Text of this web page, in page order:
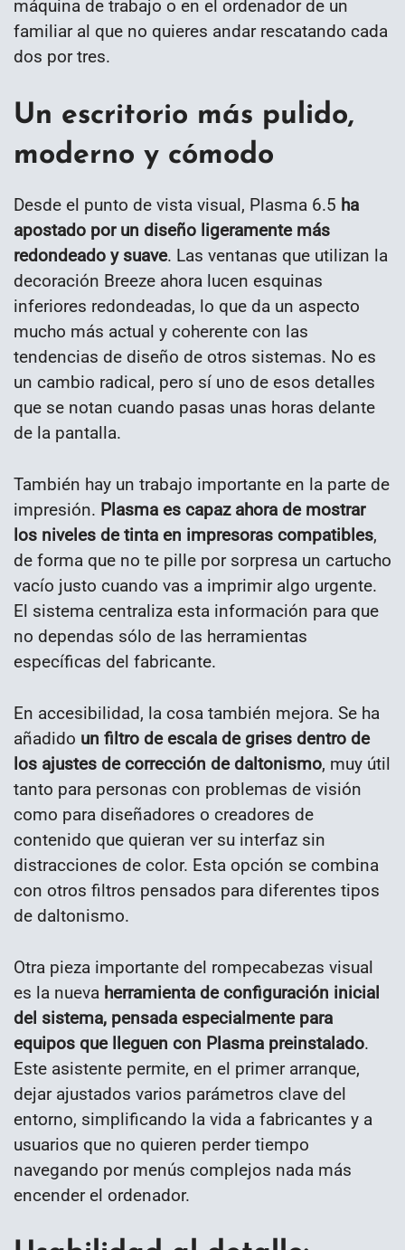
máquina de trabajo o en el ordenador de un
familiar al que no quieres andar rescatando cada
dos por tres.
Un escritorio más pulido,
moderno y cómodo
Desde el punto de vista visual, Plasma 6.5 ha
apostado por un diseño ligeramente más
redondeado y suave. Las ventanas que utilizan la
decoración Breeze ahora lucen esquinas
inferiores redondeadas, lo que da un aspecto
mucho más actual y coherente con las
tendencias de diseño de otros sistemas. No es
un cambio radical, pero sí uno de esos detalles
que se notan cuando pasas unas horas delante
de la pantalla.
También hay un trabajo importante en la parte de
impresión. Plasma es capaz ahora de mostrar
los niveles de tinta en impresoras compatibles,
de forma que no te pille por sorpresa un cartucho
vacío justo cuando vas a imprimir algo urgente.
El sistema centraliza esta información para que
no dependas sólo de las herramientas
específicas del fabricante.
En accesibilidad, la cosa también mejora. Se ha
añadido un filtro de escala de grises dentro de
los ajustes de corrección de daltonismo, muy útil
tanto para personas con problemas de visión
como para diseñadores o creadores de
contenido que quieran ver su interfaz sin
distracciones de color. Esta opción se combina
con otros filtros pensados para diferentes tipos
de daltonismo.
Otra pieza importante del rompecabezas visual
es la nueva herramienta de configuración inicial
del sistema, pensada especialmente para
equipos que lleguen con Plasma preinstalado.
Este asistente permite, en el primer arranque,
dejar ajustados varios parámetros clave del
entorno, simplificando la vida a fabricantes y a
usuarios que no quieren perder tiempo
navegando por menús complejos nada más
encender el ordenador.